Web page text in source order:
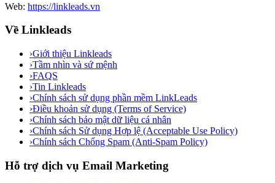
Web: https://linkleads.vn
Về Linkleads
›Giới thiệu Linkleads
›Tầm nhìn và sứ mệnh
›FAQS
›Tin Linkleads
›Chính sách sử dụng phần mềm LinkLeads
›Điều khoản sử dụng (Terms of Service)
›Chính sách bảo mật dữ liệu cá nhân
›Chính sách Sử dụng Hợp lệ (Acceptable Use Policy)
›Chính sách Chống Spam (Anti-Spam Policy)
Hỗ trợ dịch vụ Email Marketing